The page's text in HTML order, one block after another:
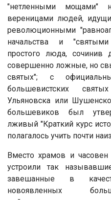
"нетленными мощами"
вереницами людей,
революционными
начальства и
простого люда, сочинив
совершенно ложные, но
святых"; с
большевистских
Ульяновска или
большевиков был
лживый "Краткий курс
полагалось учить почти
Вместо храмов и
устроили так
завешанные в
новоявленных